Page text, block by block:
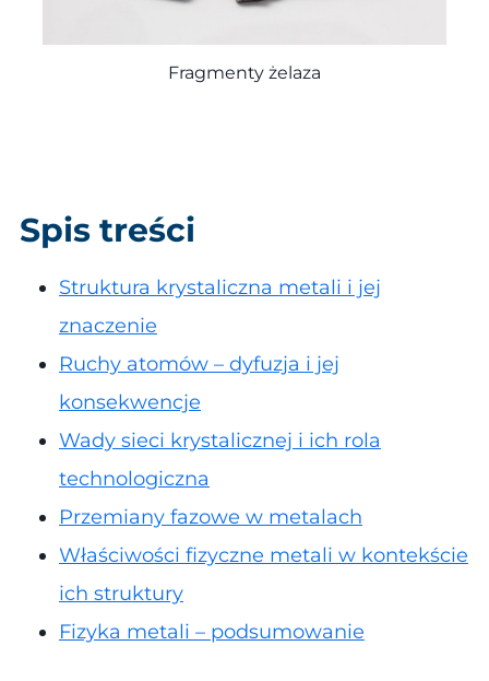
Fragmenty żelaza
Spis treści
Struktura krystaliczna metali i jej
znaczenie
Ruchy atomów – dyfuzja i jej
konsekwencje
Wady sieci krystalicznej i ich rola
technologiczna
Przemiany fazowe w metalach
Właściwości fizyczne metali w kontekście
ich struktury
Fizyka metali – podsumowanie